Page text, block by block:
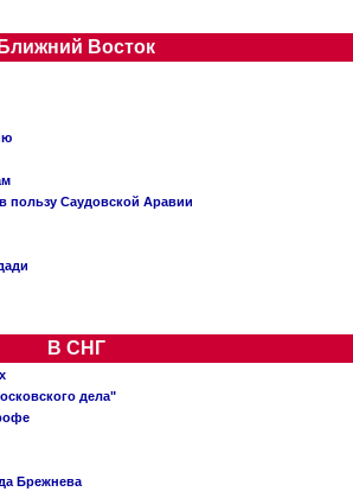
Ближний Восток
пользу Саудовской Аравии
В СНГ
дела"
Брежнева